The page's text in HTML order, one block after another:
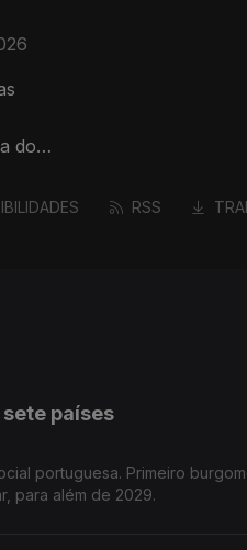
do
RSS
países
portuguesa. Primeiro
para além de 2029.